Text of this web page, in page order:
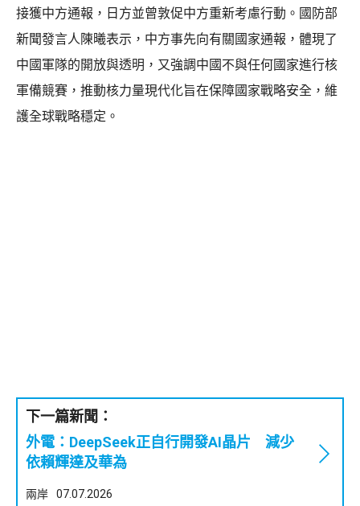
接獲中方通報，日方並曾敦促中方重新考慮行動。國防部
新聞發言人陳曦表示，中方事先向有關國家通報，體現了
中國軍隊的開放與透明，又強調中國不與任何國家進行核
軍備競賽，推動核力量現代化旨在保障國家戰略安全，維
護全球戰略穩定。
下一篇新聞：
外電：DeepSeek正自行開發AI晶片 減少
依賴輝達及華為
兩岸 07.07.2026